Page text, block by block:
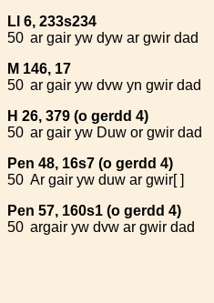
Ll 6, 233s234
50 ar gair yw dyw ar gwir dad
M 146, 17
50 ar gair yw dvw yn gwir dad
H 26, 379 (o gerdd 4)
50 ar gair yw Duw or gwir dad
Pen 48, 16s7 (o gerdd 4)
50 Ar gair yw duw ar gwir[ ]
Pen 57, 160s1 (o gerdd 4)
50 argair yw dvw ar gwir dad